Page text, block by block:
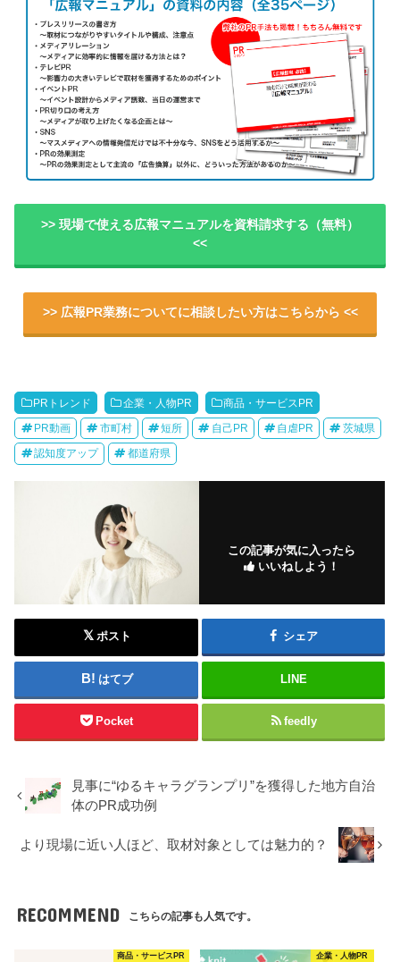
>> 現場で使える広報マニュアルを資料請求する（無料）
<<
>> 広報PR業務についてに相談したい方はこちらから <<
PRトレンド 企業・人物PR 商品・サービスPR
PR動画 市町村 短所 自己PR 自虐PR 茨城県
認知度アップ 都道府県
この記事が気に入ったら
いいねしよう！
ポスト シェア
はてブ LINE
Pocket feedly
見事に“ゆるキャラグランプリ”を獲得した地方自治
体のPR成功例
より現場に近い人ほど、取材対象としては魅力的？
RECOMMEND こちらの記事も人気です。
商品・サービスPR 企業・人物PR